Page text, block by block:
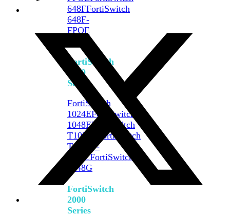
648FFortiSwitch
648F-
FPOE
FortiSwitch
1000
Series
FortiSwitch
1024EFortiSwitch
1048EFortiSwitch
T1024E
FortiSwitch
T1024F-
FPOEFortiSwitch
1048G
FortiSwitch
2000
Series